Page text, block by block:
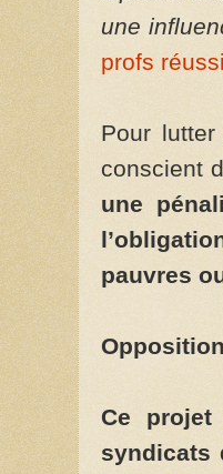
une
profs
Pour
conscient
une
pauvres
Ce
syndicats